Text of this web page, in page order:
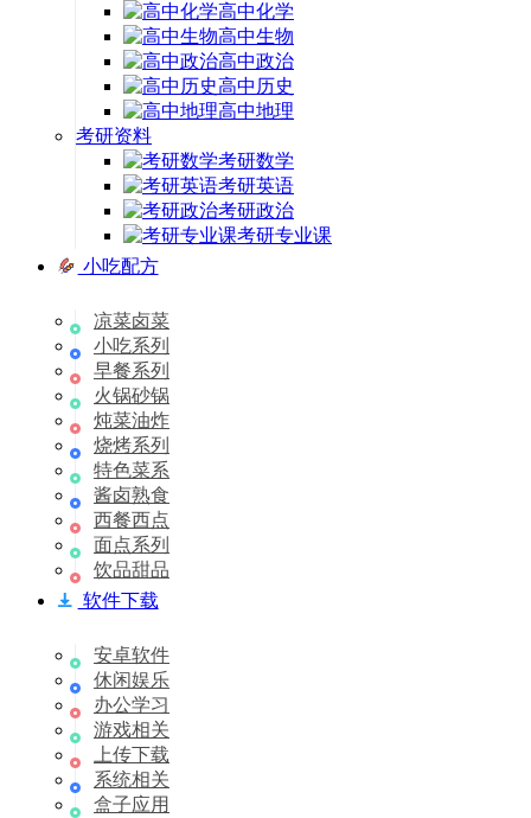
高中化学
高中生物
高中政治
高中历史
高中地理
考研资料
考研数学
考研英语
考研政治
考研专业课
小吃配方
凉菜卤菜
小吃系列
早餐系列
火锅砂锅
炖菜油炸
烧烤系列
特色菜系
酱卤熟食
西餐西点
面点系列
饮品甜品
软件下载
安卓软件
休闲娱乐
办公学习
游戏相关
上传下载
系统相关
盒子应用